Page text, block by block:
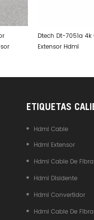
Dtech Dt-7051a 4k
Extensor Hdmi
ETIQUETAS
Hdmi Cable
Hdmi Extensor
Hdmi Cable De Fibra
Hdmi Disidente
Hdmi Convertidor
Hdmi Cable De